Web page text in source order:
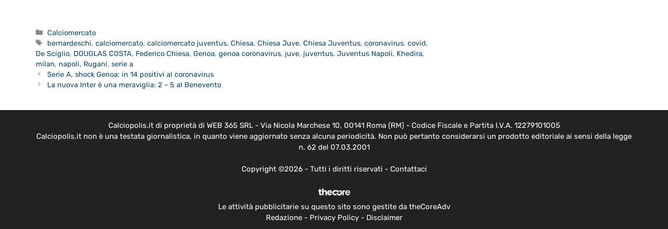
Categorie
Calciomercato
Tag
bernardeschi,calciomercato,calciomercato juventus,Chiesa,Chiesa Juve,Chiesa Juventus,coronavirus,covid,
De Sciglio, DOUGLAS COSTA, Federico Chiesa, Genoa, genoa coronavirus, juve, juventus, Juventus Napoli, Khedira,
milan, napoli, Rugani, serie a
Serie A, shock Genoa: in 14 positivi al coronavirus
La nuova Inter è una meraviglia: 2 – 5 al Benevento
Calciopolis.it di proprietà di WEB 365 SRL - Via Nicola Marchese 10, 00141 Roma (RM) - Codice Fiscale e Partita I.V.A. 12279101005
Calciopolis.it non è una testata giornalistica, in quanto viene aggiornato senza alcuna periodicità. Non può pertanto considerarsi un prodotto editoriale ai sensi della legge
n. 62 del 07.03.2001
Copyright ©2026 - Tutti i diritti riservati - Contattaci
Le attività pubblicitarie su questo sito sono gestite da theCoreAdv
Redazione- Privacy Policy- Disclaimer